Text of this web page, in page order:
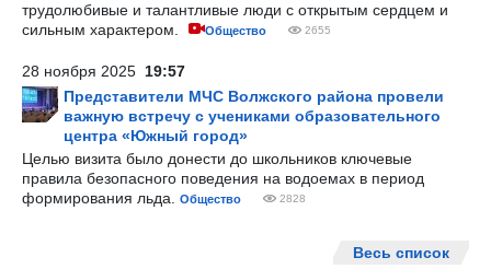
трудолюбивые и талантливые люди с открытым сердцем и
сильным характером.
Общество 2655
28 ноября 2025 19:57
Представители МЧС Волжского района провели
важную встречу с учениками образовательного
центра «Южный город»
Целью визита было донести до школьников ключевые
правила безопасного поведения на водоемах в период
формирования льда.
Общество 2828
Весь список